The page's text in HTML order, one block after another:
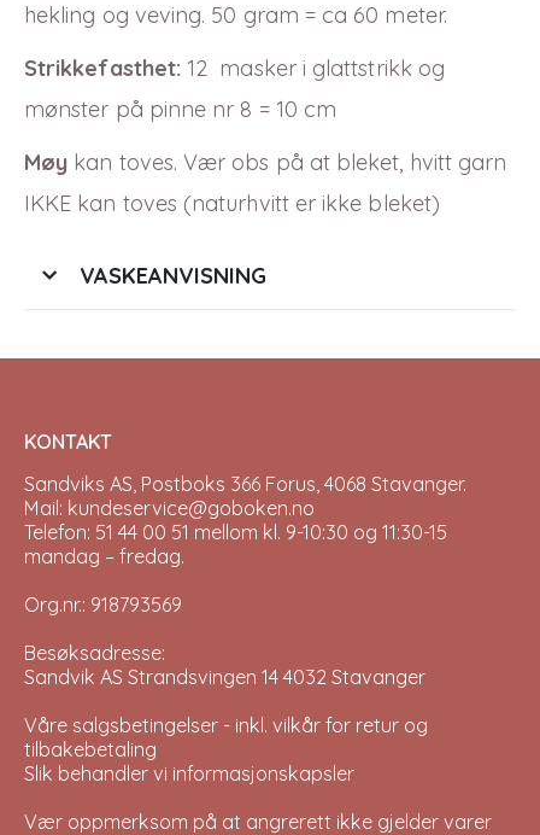
hekling og veving. 50 gram = ca 60 meter.
Strikkefasthet: 12 masker i glattstrikk og
mønster på pinne nr 8 = 10 cm
Møy kan toves. Vær obs på at bleket, hvitt garn
IKKE kan toves (naturhvitt er ikke bleket)
VASKEANVISNING
KONTAKT
Sandviks AS, Postboks 366 Forus, 4068 Stavanger.
Mail: kundeservice@goboken.no
Telefon: 51 44 00 51 mellom kl. 9-10:30 og 11:30-15
mandag – fredag.
Org.nr.: 918793569
Besøksadresse:
Sandvik AS Strandsvingen 14 4032 Stavanger
Våre salgsbetingelser - inkl. vilkår for retur og
tilbakebetaling
Slik behandler vi informasjonskapsler
Vær oppmerksom på at angrerett ikke gjelder varer